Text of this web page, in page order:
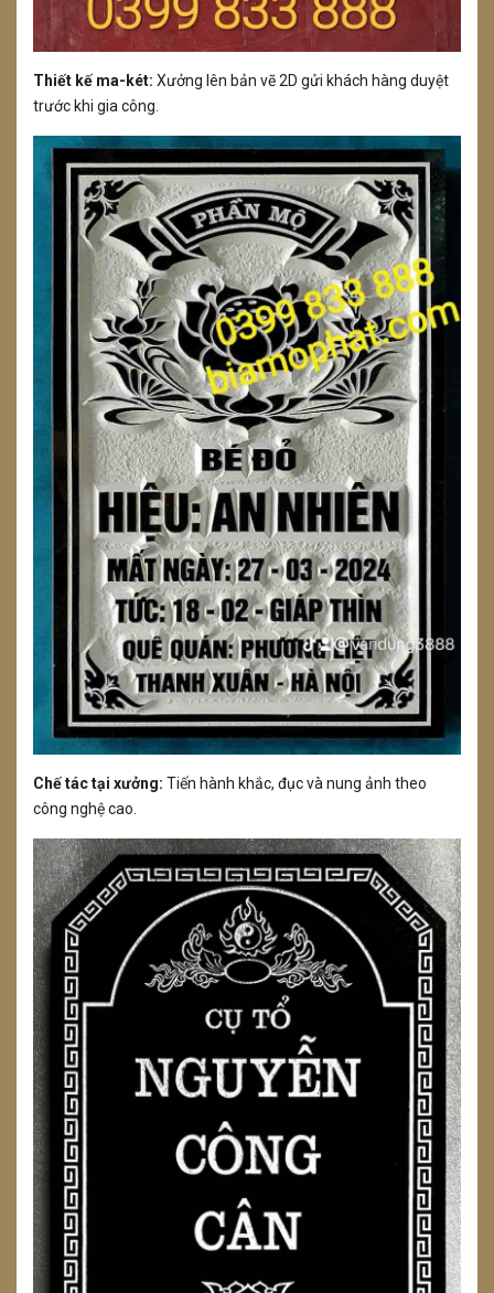
Thiết kế ma-két: Xưởng lên bản vẽ 2D gửi khách hàng duyệt
trước khi gia công.
Chế tác tại xưởng: Tiến hành khắc, đục và nung ảnh theo
công nghệ cao.